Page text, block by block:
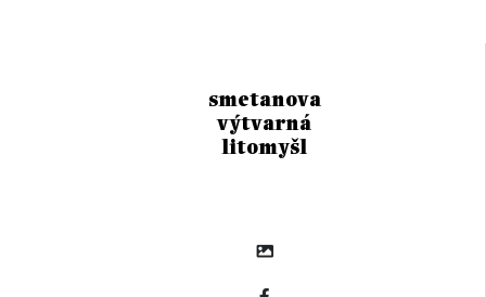
smetanova
výtvarná
litomyšl